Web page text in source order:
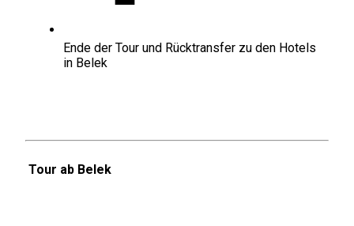
Ende der Tour und Rücktransfer zu den Hotels
in Belek
Tour ab Belek